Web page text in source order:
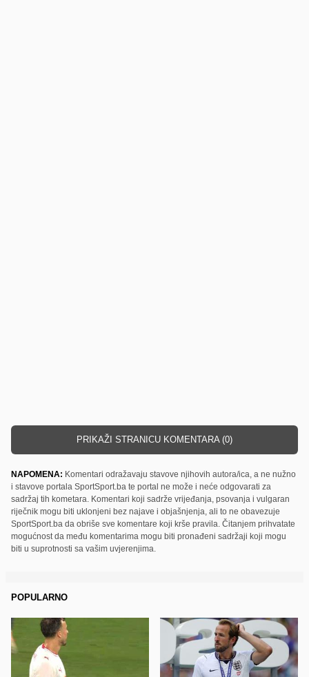
PRIKAŽI STRANICU KOMENTARA (0)
NAPOMENA: Komentari odražavaju stavove njihovih autora/ica, a ne nužno
i stavove portala SportSport.ba te portal ne može i neće odgovarati za
sadržaj tih kometara. Komentari koji sadrže vrijeđanja, psovanja i vulgaran
riječnik mogu biti uklonjeni bez najave i objašnjenja, ali to ne obavezuje
SportSport.ba da obriše sve komentare koji krše pravila. Čitanjem prihvatate
mogućnost da među komentarima mogu biti pronađeni sadržaji koji mogu
biti u suprotnosti sa vašim uvjerenjima.
POPULARNO